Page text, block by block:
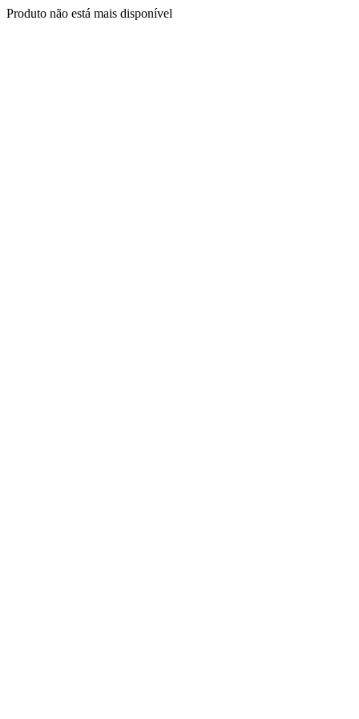
Produto não está mais disponível